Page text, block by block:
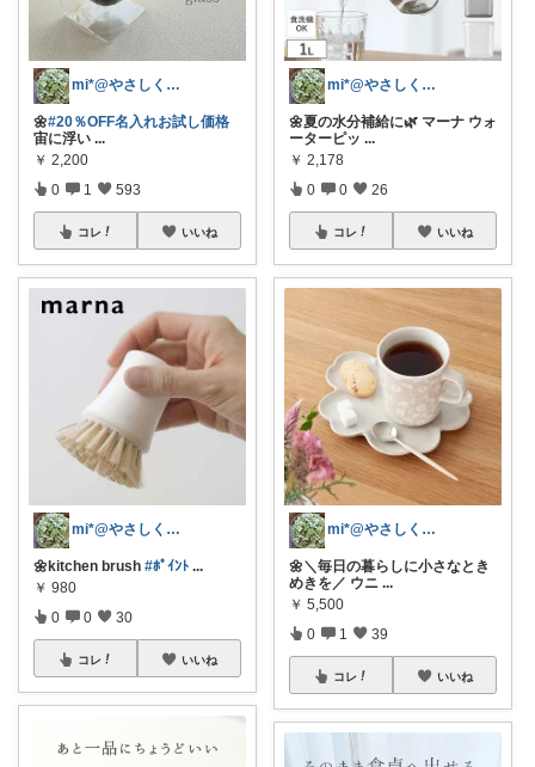
mi*@やさしく整う暮らし
🌼#20％OFF名入れお試し価格
宙に浮い ...
￥ 2,200
0 1 593
コレ いいね
mi*@やさしく整う暮らし
🌼kitchen brush #ﾎﾟｲﾝﾄ ...
￥ 980
0 0 30
コレ いいね
mi*@やさしく整う暮らし
🌼夏の水分補給に🌿 マーナ ウォ
ーターピッ ...
￥ 2,178
0 0 26
コレ いいね
mi*@やさしく整う暮らし
🌼＼毎日の暮らしに小さなとき
めきを／ ウニ ...
￥ 5,500
0 1 39
コレ いいね